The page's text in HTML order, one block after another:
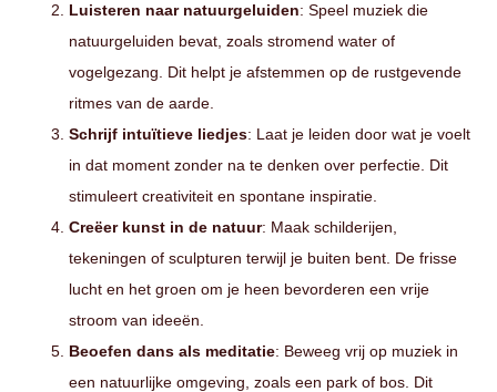
Luisteren naar natuurgeluiden: Speel muziek die
natuurgeluiden bevat, zoals stromend water of
vogelgezang. Dit helpt je afstemmen op de rustgevende
ritmes van de aarde.
Schrijf intuïtieve liedjes: Laat je leiden door wat je voelt
in dat moment zonder na te denken over perfectie. Dit
stimuleert creativiteit en spontane inspiratie.
Creëer kunst in de natuur: Maak schilderijen,
tekeningen of sculpturen terwijl je buiten bent. De frisse
lucht en het groen om je heen bevorderen een vrije
stroom van ideeën.
Beoefen dans als meditatie: Beweeg vrij op muziek in
een natuurlijke omgeving, zoals een park of bos. Dit